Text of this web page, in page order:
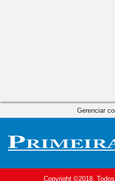
Copyright ©2018.
Gerenciar